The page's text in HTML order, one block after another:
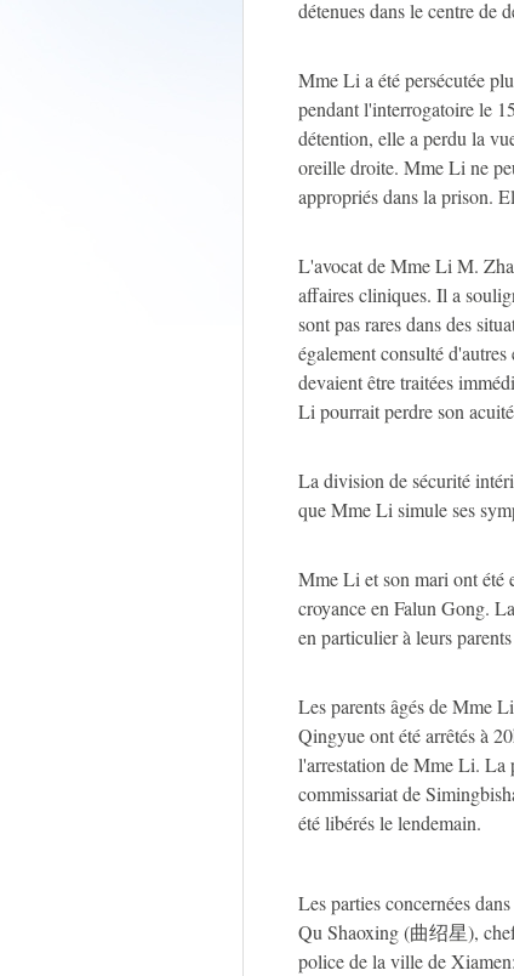
détenues dans le centre de
Mme Li a été persécutée
pendant l'interrogatoire le
détention, elle a perdu la
oreille droite. Mme Li ne
appropriés dans la prison.
L'avocat de Mme Li M.
affaires cliniques. Il a
sont pas rares dans des
également consulté
devaient être traitées
Li pourrait perdre son
La division de sécurité
que Mme Li simule ses
Mme Li et son mari ont été
croyance en Falun Gong.
en particulier à leurs parents
Les parents âgés de Mme
Qingyue ont été arrêtés à
l'arrestation de Mme Li. La
commissariat de
été libérés le lendemain.
Les parties concernées
Qu Shaoxing (曲绍星),
police de la ville de